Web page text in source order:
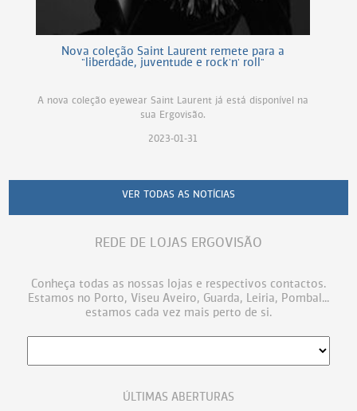
Nova coleção Saint Laurent remete para a
"liberdade, juventude e rock'n' roll"
A nova coleção eyewear Saint Laurent já está disponível na
sua Ergovisão.
2023-01-31
VER TODAS AS NOTÍCIAS
REDE DE LOJAS ERGOVISÃO
Conheça todas as nossas lojas e respectivos contactos.
Estamos no Porto, Viseu Aveiro, Guarda, Leiria, Pombal...
estamos cada vez mais perto de si.
ÚLTIMAS ABERTURAS